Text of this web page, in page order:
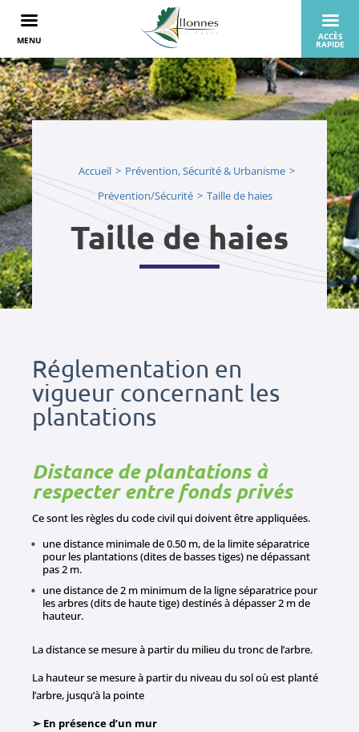
Accueil
Prévention, Sécurité & Urbanisme
Prévention/Sécurité
Taille de haies
Taille de haies
Réglementation en
vigueur concernant les
plantations
Distance de plantations à
respecter entre fonds privés
Ce sont les règles du code civil qui doivent être appliquées.
une distance minimale de 0.50 m, de la limite séparatrice
pour les plantations (dites de basses tiges) ne dépassant
pas 2 m.
une distance de 2 m minimum de la ligne séparatrice pour
les arbres (dits de haute tige) destinés à dépasser 2 m de
hauteur.
La distance se mesure à partir du milieu du tronc de l’arbre.
La hauteur se mesure à partir du niveau du sol où est planté
l’arbre, jusqu’à la pointe
➢ En présence d’un mur